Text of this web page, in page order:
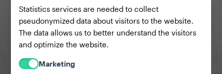
Statistics services are needed to collect
pseudonymized data about visitors to the website.
The data allows us to better understand the visitors
and optimize the website.
Marketing